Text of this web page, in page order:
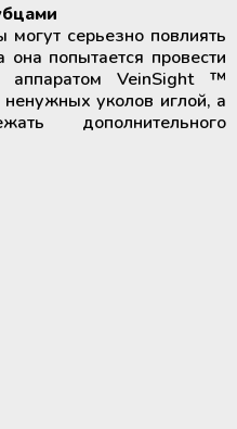
серьезно повлиять
попытается провести
аппаратом VeinSight ™
уколов иглой, а
дополнительного